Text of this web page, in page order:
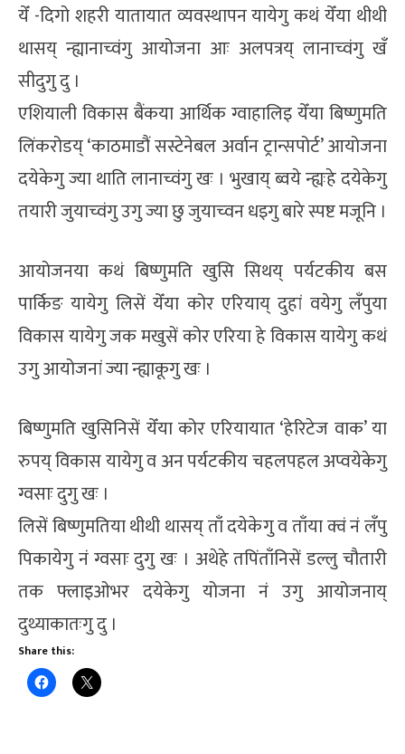
येँ -दिगो शहरी यातायात व्यवस्थापन यायेगु कथं येँया थीथी
थासय् न्ह्यानाच्वंगु आयोजना आः अलपत्रय् लानाच्वंगु खँ
सीदुगु दु ।
एशियाली विकास बैंकया आर्थिक ग्वाहालिइ येँया बिष्णुमति
लिंकरोडय् ‘काठमाडौं सस्टेनेबल अर्वान ट्रान्सपोर्ट’ आयोजना
दयेकेगु ज्या थाति लानाच्वंगु खः । भुखाय् ब्वये न्ह्यःहे दयेकेगु
तयारी जुयाच्वंगु उगु ज्या छु जुयाच्वन धइगु बारे स्पष्ट मजूनि ।
आयोजनया कथं बिष्णुमति खुसि सिथय् पर्यटकीय बस
पार्किङ यायेगु लिसें येँया कोर एरियाय् दुहां वयेगु लँपुया
विकास यायेगु जक मखुसें कोर एरिया हे विकास यायेगु कथं
उगु आयोजनां ज्या न्ह्याकूगु खः ।
बिष्णुमति खुसिनिसें येँया कोर एरियायात ‘हेरिटेज वाक’ या
रुपय् विकास यायेगु व अन पर्यटकीय चहलपहल अप्वयेकेगु
ग्वसाः दुगु खः ।
लिसें बिष्णुमतिया थीथी थासय् ताँ दयेकेगु व ताँया क्वं नं लँपु
पिकायेगु नं ग्वसाः दुगु खः । अथेहे तपिंताँनिसें डल्लु चौतारी
तक फ्लाइओभर दयेकेगु योजना नं उगु आयोजनाय्
दुथ्याकातःगु दु ।
Share this: